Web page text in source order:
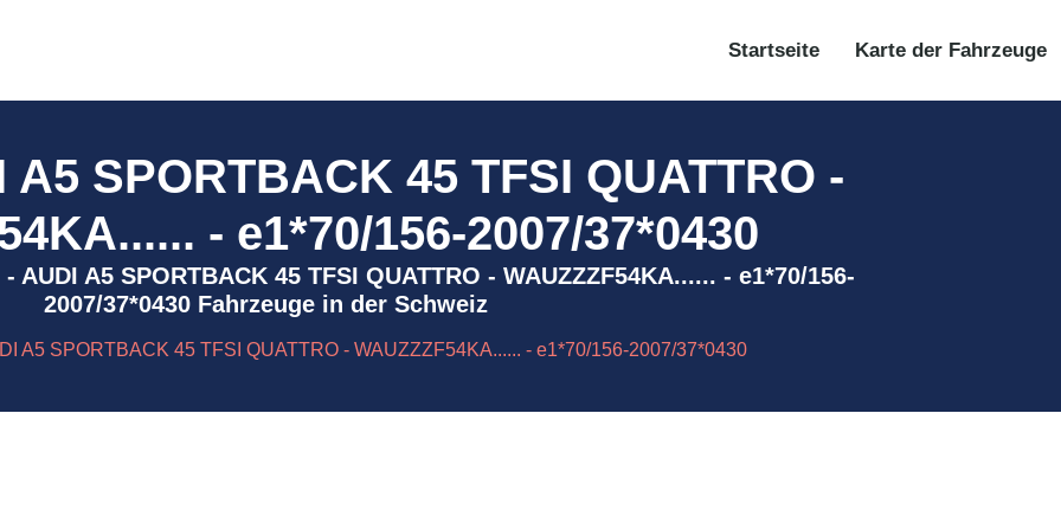
Startseite Karte der Fahrzeuge
A5 SPORTBACK 45 TFSI QUATTRO -
- e1*70/156-2007/37*0430
A5 SPORTBACK 45 TFSI QUATTRO - WAUZZZF54KA...... - e1*70/156-
2007/37*0430 Fahrzeuge in der Schweiz
A5 SPORTBACK 45 TFSI QUATTRO - WAUZZZF54KA...... - e1*70/156-2007/37*0430